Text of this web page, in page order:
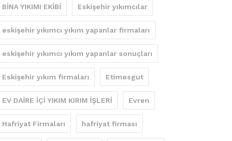
BİNA YIKIMI EKİBİ Eskişehir yıkımcılar
eskişehir yıkımcı yıkım yapanlar firmaları
eskişehir yıkımcı yıkım yapanlar sonuçları
Eskişehir yıkım firmaları Etimesgut
EV DAİRE İÇİ YIKIM KIRIM İŞLERİ Evren
Hafriyat Firmaları hafriyat firması